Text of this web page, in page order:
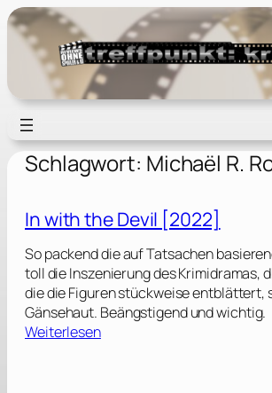
Zum
Inhalt
springen
Schlagwort: Michaël R.
In with the Devil [2022]
So packend die auf Tatsachen
toll die Inszenierung des Krimidramas,
die die Figuren stückweise entblättert,
Gänsehaut. Beängstigend und wichtig.
Weiterlesen: